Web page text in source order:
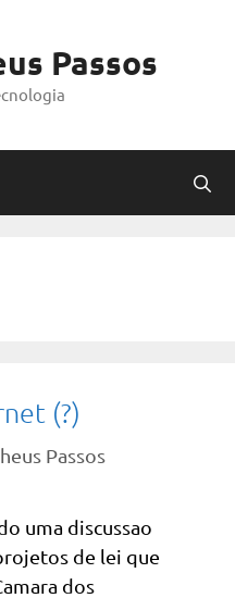
Passos
(?)
Passos
uma discussao
de lei que
dos